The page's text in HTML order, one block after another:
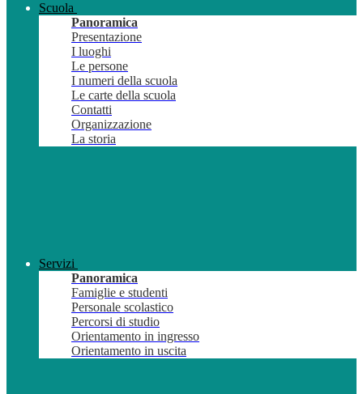
Scuola
Panoramica
Presentazione
I luoghi
Le persone
I numeri della scuola
Le carte della scuola
Contatti
Organizzazione
La storia
Servizi
Panoramica
Famiglie e studenti
Personale scolastico
Percorsi di studio
Orientamento in ingresso
Orientamento in uscita